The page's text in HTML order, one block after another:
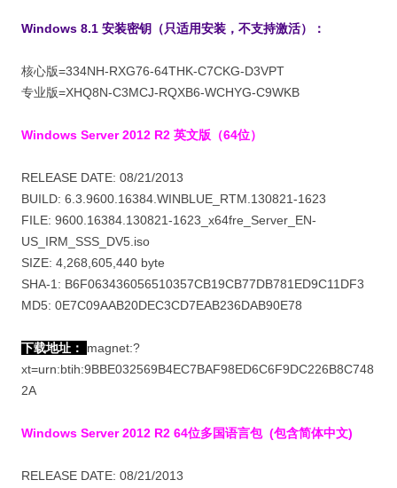
Windows 8.1 安装密钥（只适用安装，不支持激活）：
核心版=334NH-RXG76-64THK-C7CKG-D3VPT
专业版=XHQ8N-C3MCJ-RQXB6-WCHYG-C9WKB
Windows Server 2012 R2 英文版（64位）
RELEASE DATE: 08/21/2013
BUILD: 6.3.9600.16384.WINBLUE_RTM.130821-1623
FILE: 9600.16384.130821-1623_x64fre_Server_EN-
US_IRM_SSS_DV5.iso
SIZE: 4,268,605,440 byte
SHA-1: B6F063436056510357CB19CB77DB781ED9C11DF3
MD5: 0E7C09AAB20DEC3CD7EAB236DAB90E78
下载地址： magnet:?
xt=urn:btih:9BBE032569B4EC7BAF98ED6C6F9DC226B8C748
2A
Windows Server 2012 R2 64位多国语言包 (包含简体中文)
RELEASE DATE: 08/21/2013